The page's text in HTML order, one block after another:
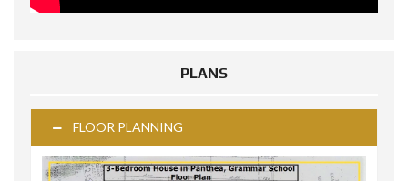
PLANS
FLOOR PLANNING